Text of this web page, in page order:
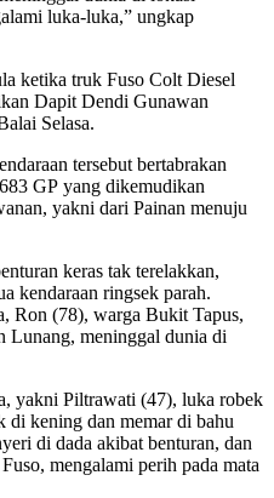
luka-luka,” ungkap
ketika truk Fuso Colt Diesel
Dapit Dendi Gunawan
Selasa.
tersebut bertabrakan
GP yang dikemudikan
yakni dari Painan menuju
keras tak terelakkan,
kendaraan ringsek parah.
Ron (78), warga Bukit Tapus,
Lunang, meninggal dunia di
yakni Piltrawati (47), luka robek
kening dan memar di bahu
di dada akibat benturan, dan
mengalami perih pada mata